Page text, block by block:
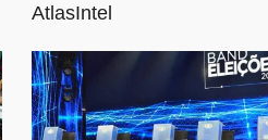
AtlasIntel